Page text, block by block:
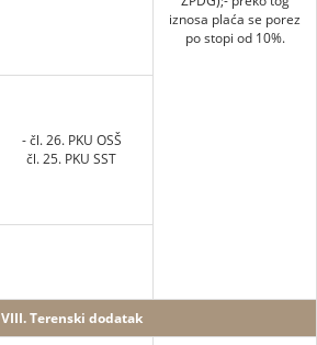
iznosa plaća se porez
po stopi od 10%.
- čl. 26. PKU OSŠ
čl. 25. PKU SST
VIII. Terenski dodatak